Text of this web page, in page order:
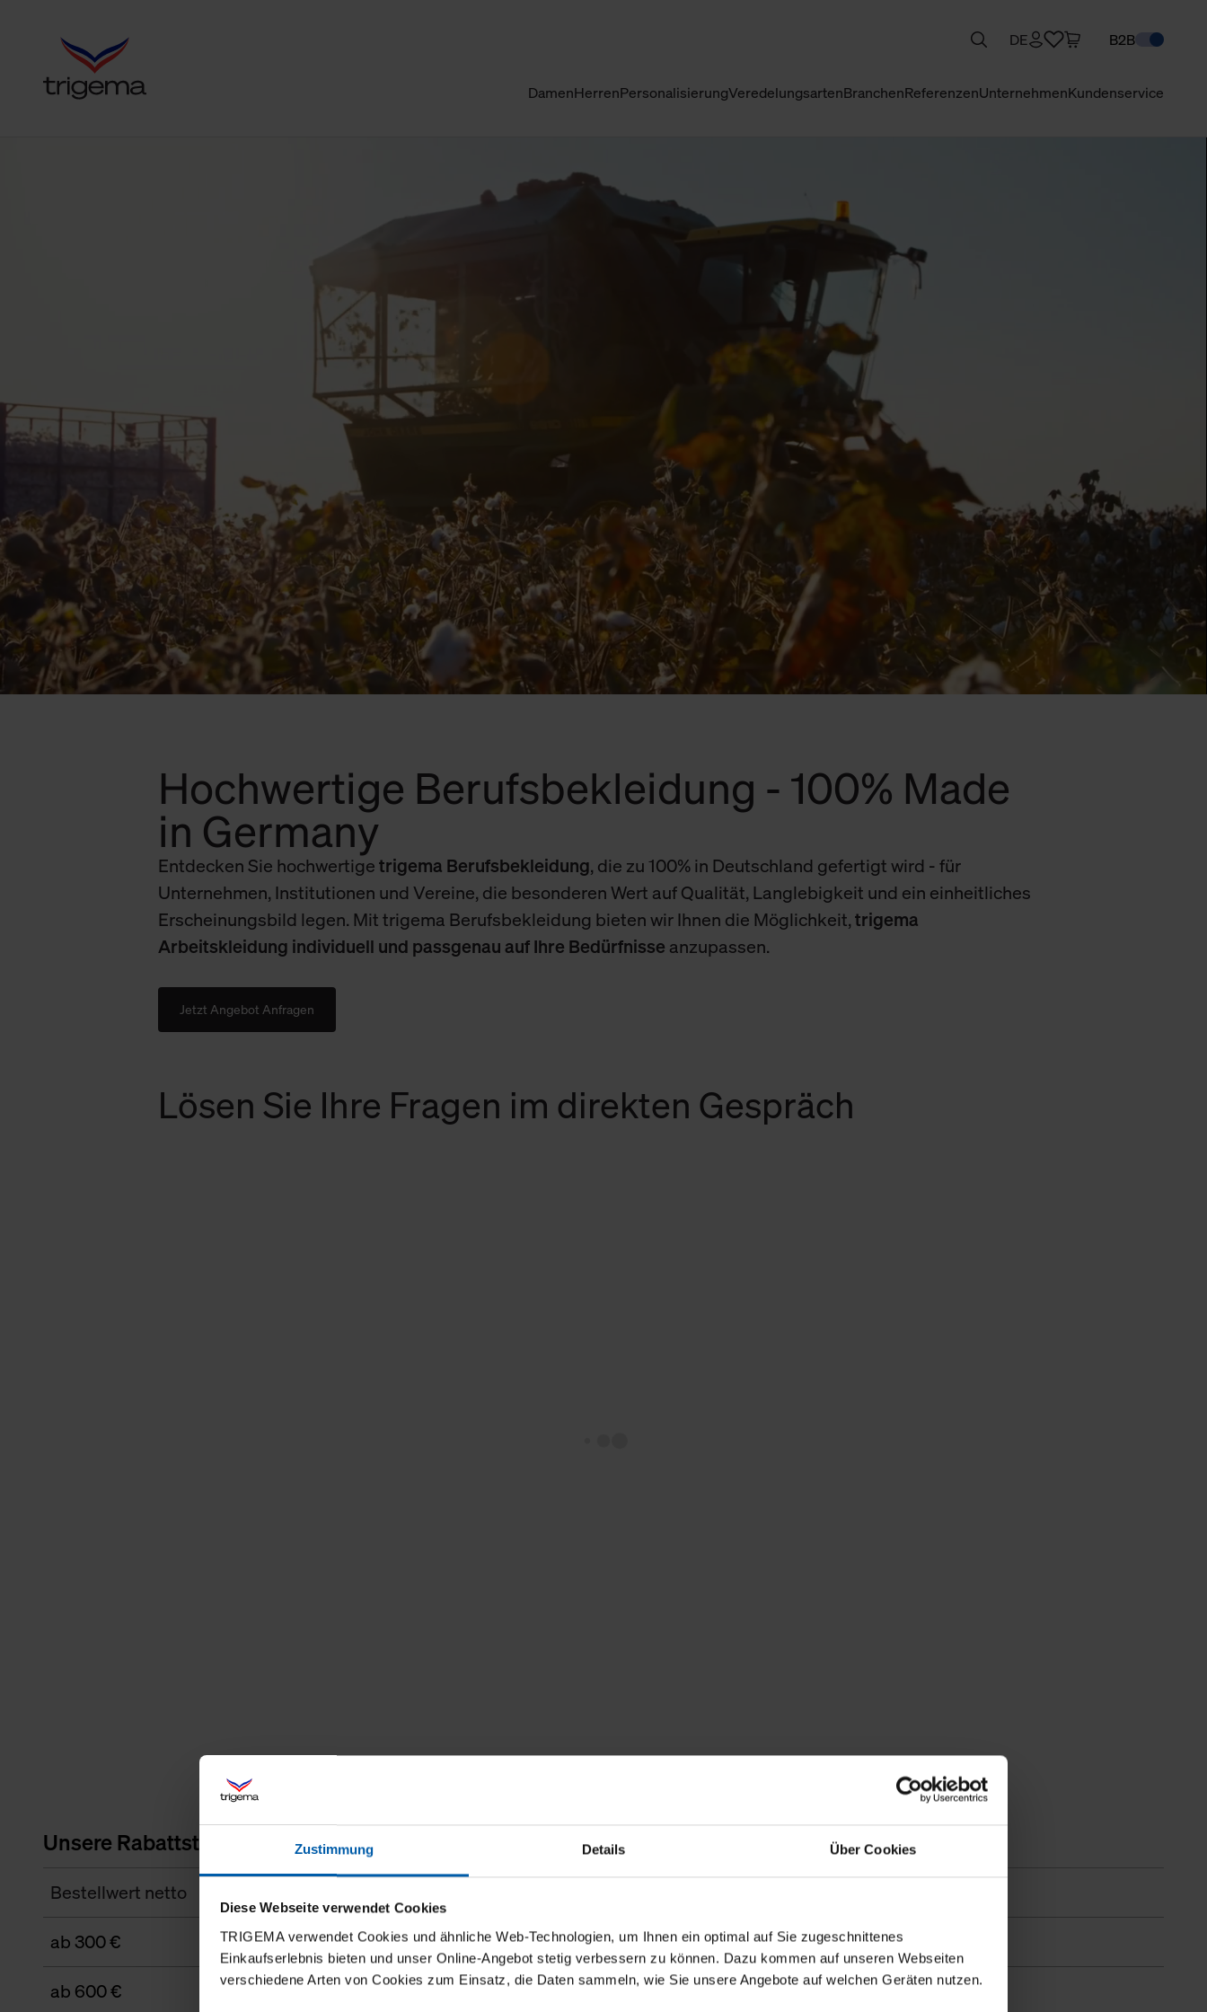
Zustimmung Details Über Cookies
Diese Webseite verwendet Cookies
TRIGEMA verwendet Cookies und ähnliche Web-Technologien, um Ihnen ein optimal auf Sie zugeschnittenes
Einkaufserlebnis bieten und unser Online-Angebot stetig verbessern zu können. Dazu kommen auf unseren Webseiten
verschiedene Arten von Cookies zum Einsatz, die Daten sammeln, wie Sie unsere Angebote auf welchen Geräten nutzen.
DamenHerrenPersonalisierungVeredelungsartenBranchenReferenzenUnternehmenKundenservice
DE B2B
Hochwertige Berufsbekleidung - 100% Made
in Germany
Entdecken Sie hochwertigetrigema Berufsbekleidung, die zu 100% in Deutschland gefertigt wird - für
Unternehmen, Institutionen und Vereine, die besonderen Wert auf Qualität, Langlebigkeit und ein einheitliches
Erscheinungsbild legen. Mit trigema Berufsbekleidung bieten wir Ihnen die Möglichkeit,trigema
Arbeitskleidung individuell und passgenau auf Ihre Bedürfnisse anzupassen.
Jetzt Angebot Anfragen
Lösen Sie Ihre Fragen im direkten Gespräch
Unsere Rabattstaffel
Bestellwert netto
ab 300 € 5 % Rabatt
ab 600 € 10 % Rabatt